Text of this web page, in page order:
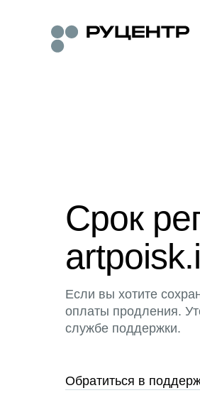
Срок
Если вы хотите
оплаты продления.
службе поддержки.
Обратиться в